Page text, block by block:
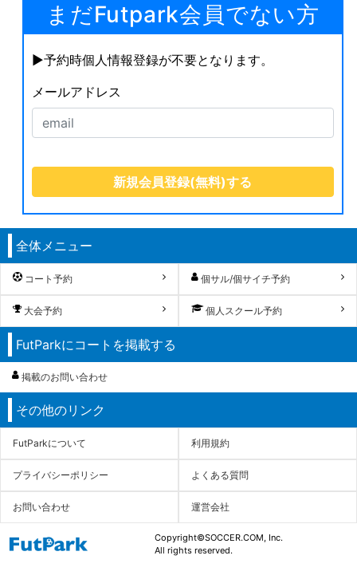
まだFutpark会員でない方
▶︎予約時個人情報登録が不要となります。
メールアドレス
全体メニュー
コート予約 個サル/個サイチ予約
大会予約 個人スクール予約
FutParkにコートを掲載する
掲載のお問い合わせ
その他のリンク
FutParkについて 利用規約
プライバシーポリシー よくある質問
お問い合わせ 運営会社
Copyright©SOCCER.COM, Inc.
All rights reserved.